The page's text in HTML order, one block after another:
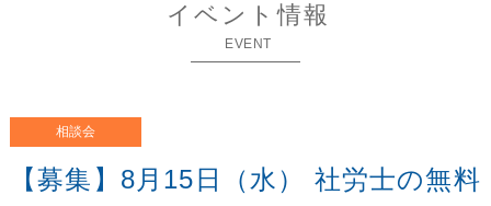
イベント情報
EVENT
相談会
【募集】8月15日（水） 社労士の無料